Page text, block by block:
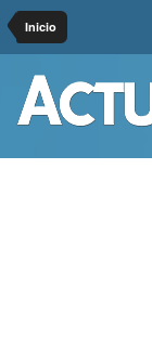
Inicio